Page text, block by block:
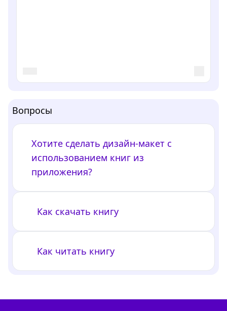
Вопросы
Хотите сделать дизайн-макет с
использованием книг из
приложения?
Как скачать книгу
Как читать книгу